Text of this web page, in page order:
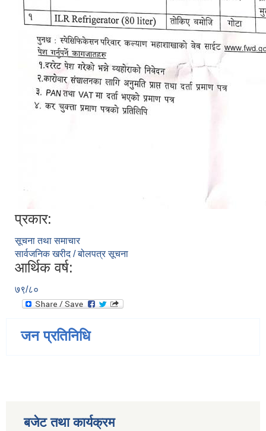
प्रकार:
सूचना तथा समाचार
सार्वजनिक खरीद / बोलपत्र सूचना
आर्थिक वर्ष:
७९/८०
जन प्रतिनिधि
बजेट तथा कार्यक्रम